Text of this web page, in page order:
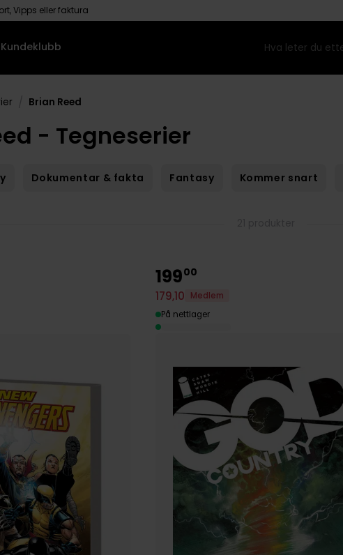
Vipps eller faktura
Kundeklubb
Brian Reed
- Tegneserier
Dokumentar & fakta Fantasy Kommer snart
19900
179,10
Medlem
På nettlager